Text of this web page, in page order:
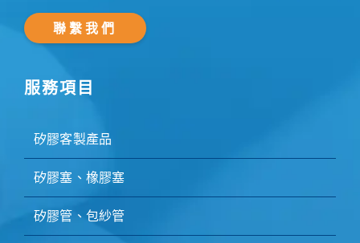
聯繫我們
服務項目
矽膠客製產品
矽膠塞、橡膠塞
矽膠管、包紗管